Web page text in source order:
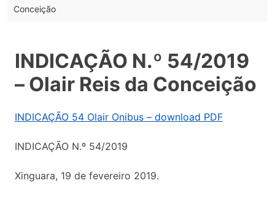
Conceição
INDICAÇÃO N.º 54/2019
– Olair Reis da Conceição
INDICAÇÃO 54 Olair Onibus – download PDF
INDICAÇÃO N.º 54/2019
Xinguara, 19 de fevereiro 2019.